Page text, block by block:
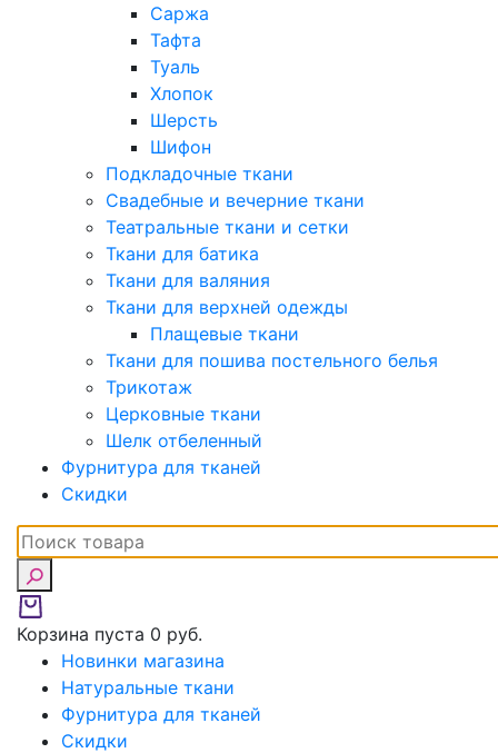
Саржа
Тафта
Туаль
Хлопок
Шерсть
Шифон
Подкладочные ткани
Свадебные и вечерние ткани
Театральные ткани и сетки
Ткани для батика
Ткани для валяния
Ткани для верхней одежды
Плащевые ткани
Ткани для пошива постельного белья
Трикотаж
Церковные ткани
Шелк отбеленный
Фурнитура для тканей
Скидки
Корзина пуста 0 руб.
Новинки магазина
Натуральные ткани
Фурнитура для тканей
Скидки